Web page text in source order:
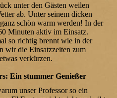
unter den Gästen weilen
ab. Unter seinem dicken
schön warm werden! In der
Minuten aktiv im Einsatz.
so richtig brennt wie in der
wir die Einsatzzeiten zum
verkürzen.
Ein stummer Genießer
unser Professor so ein